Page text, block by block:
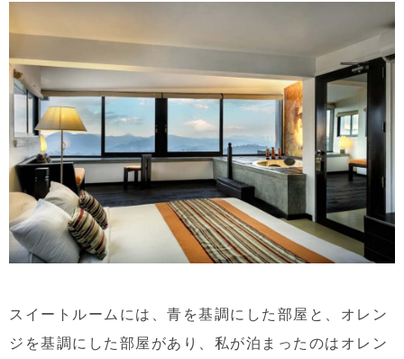
スイートルームには、青を基調にした部屋と、オレン
ジを基調にした部屋があり、私が泊まったのはオレン